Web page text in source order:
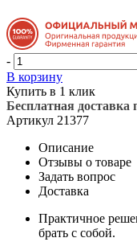
-
В корзину
Купить в 1 клик
Бесплатная доставка
Артикул 21377
Описание
Отзывы о товаре
Задать вопрос
Доставка
Практичное
брать с собой.